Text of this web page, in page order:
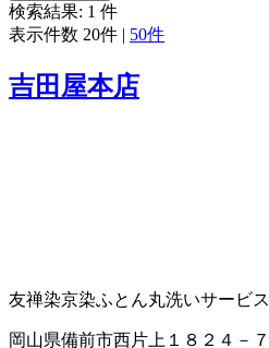
検索結果: 1 件
表示件数 20件 | 50件
吉田屋本店
友禅染京染ふとん丸洗いサービス
岡山県備前市西片上１８２４－７